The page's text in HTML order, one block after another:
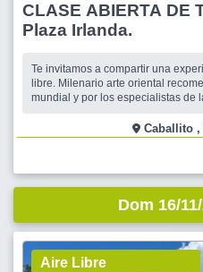
CLASE ABIERTA DE TAI CHI/CHI KUNG en
Plaza Irlanda.
Te invitamos a compartir una experiencia
libre. Milenario arte oriental
mundial y por los especialistas de
-espiritual. Tu respiración y los
Dom 16/
Aire Libre